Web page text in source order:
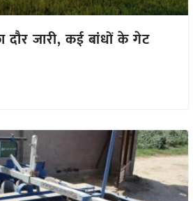
दौर जारी, कई बांधों के गेट